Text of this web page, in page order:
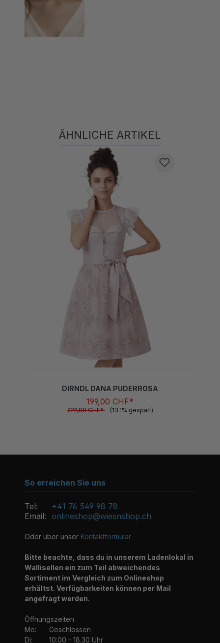
Produktgalerie überspringen
199,00 CHF*
229,00 CHF* (13.1% gespart)
So erreichen Sie uns
Tel:
+41 76 549 98 78
Email: onlineshop@wiesnshop.ch
Oder über unser Kontaktformular
Bitte beachte, dass du in unserem Ladenlokal in
Wallisellen ein zum Teil abweichendes
Sortiment im Vergleich zum Onlineshop
erhältst. Verfügbarkeiten können per Mail
angefragt werden.
Öffnungszeiten
Mo:
Geschlossen
Di:
10:00 - 18.30 Uhr